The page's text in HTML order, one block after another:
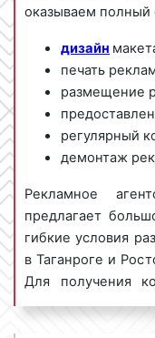
оказываем полный
дизайн
печать
размещение
регулярный
демонтаж
Рекламное
предлагает
гибкие условия
в Таганроге и
Для получения
размещению